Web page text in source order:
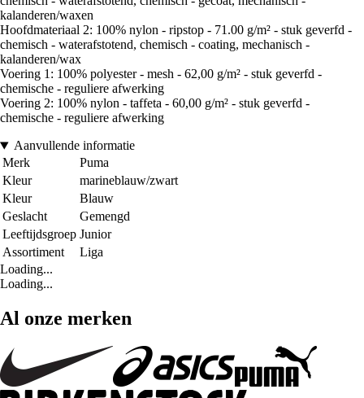
kalanderen/waxen
Hoofdmateriaal 2: 100% nylon - ripstop - 71.00 g/m² - stuk geverfd -
chemisch - waterafstotend, chemisch - coating, mechanisch -
kalanderen/wax
Voering 1: 100% polyester - mesh - 62,00 g/m² - stuk geverfd -
chemische - reguliere afwerking
Voering 2: 100% nylon - taffeta - 60,00 g/m² - stuk geverfd -
chemische - reguliere afwerking
Aanvullende informatie
Merk
Puma
Kleur
marineblauw/zwart
Kleur
Blauw
Geslacht
Gemengd
Leeftijdsgroep Junior
Assortiment
Liga
Loading...
Loading...
Al onze merken